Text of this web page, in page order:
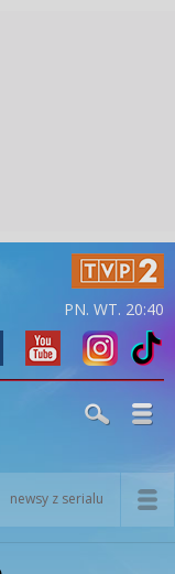
PN. WT. 20:40
newsy z serialu